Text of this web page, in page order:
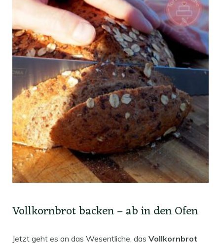
Vollkornbrot backen – ab in den Ofen
Jetzt geht es an das Wesentliche, das Vollkornbrot